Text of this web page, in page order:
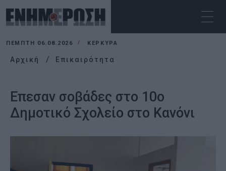
ΠΈΜΠΤΗ 06.08.2026 ΚΕΡΚΥΡΑ
Αρχική Επικαιρότητα
Επεσαν σοβάδες στο 10ο
Δημοτικό Σχολείο στο Κανόνι